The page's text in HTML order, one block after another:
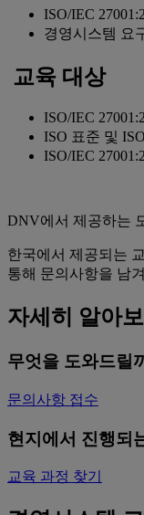
ISO/IEC
경영시스템 요
교육 대상
ISO/IEC
ISO 표준 및
ISO/IEC
DNV에서 제공하는
한국에서 제공되는
통해 문의사항을 남
자세히 알아보
무엇을 도와드릴
문의사항 접수
현지에서 진행되
교육 과정 찾기